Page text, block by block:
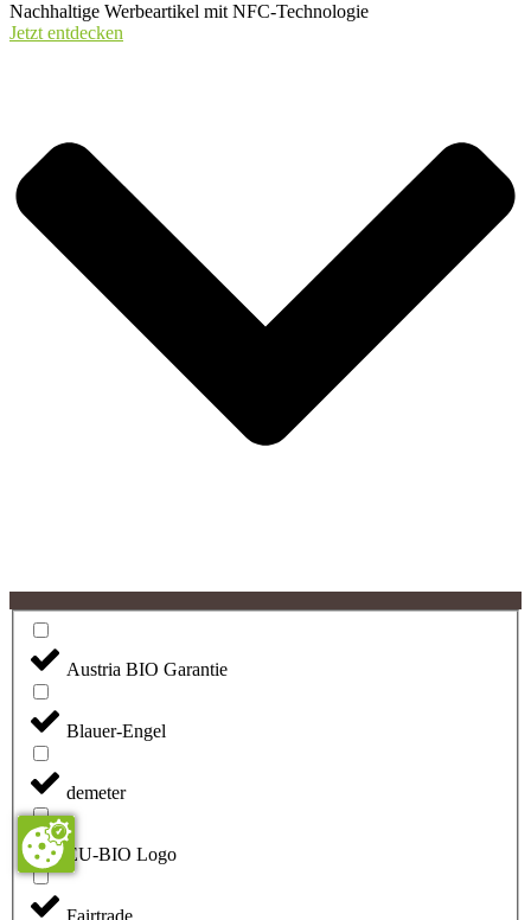
Nachhaltige Werbeartikel mit NFC-Technologie
Jetzt entdecken
Austria BIO Garantie
Blauer-Engel
demeter
EU-BIO Logo
Fairtrade